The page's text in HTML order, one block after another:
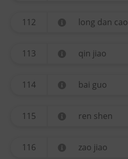
112 long dan cao
113 qin jiao
114 bai guo
115 ren shen
116 zao jiao